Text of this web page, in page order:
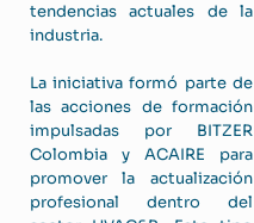
tendencias actuales de la
industria.
La iniciativa formó parte de
las acciones de formación
impulsadas por BITZER
Colombia y ACAIRE para
promover la actualización
profesional dentro del